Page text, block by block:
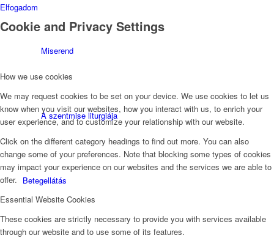
Miserend
A szentmise liturgiája
Betegellátás
Elfogadom
Cookie and Privacy Settings
How we use cookies
We may request cookies to be set on your device. We use cookies to let us
know when you visit our websites, how you interact with us, to enrich your
user experience, and to customize your relationship with our website.
Click on the different category headings to find out more. You can also
change some of your preferences. Note that blocking some types of cookies
may impact your experience on our websites and the services we are able to
offer.
Essential Website Cookies
These cookies are strictly necessary to provide you with services available
through our website and to use some of its features.